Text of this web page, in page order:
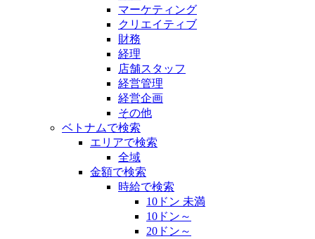
マーケティング
クリエイティブ
財務
経理
店舗スタッフ
経営管理
経営企画
その他
ベトナムで検索
エリアで検索
全域
金額で検索
時給で検索
10ドン 未満
10ドン～
20ドン～